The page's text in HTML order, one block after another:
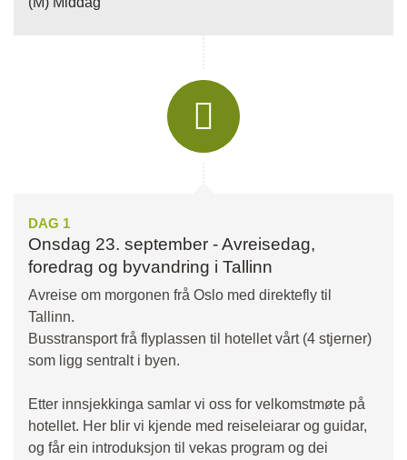
DAG 1
Onsdag 23. september - Avreisedag,
foredrag og byvandring i Tallinn
Avreise om morgonen frå Oslo med direktefly til
Tallinn.
Busstransport frå flyplassen til hotellet vårt (4 stjerner)
som ligg sentralt i byen.
Etter innsjekkinga samlar vi oss for velkomstmøte på
hotellet. Her blir vi kjende med reiseleiarar og guidar,
og får ein introduksjon til vekas program og dei